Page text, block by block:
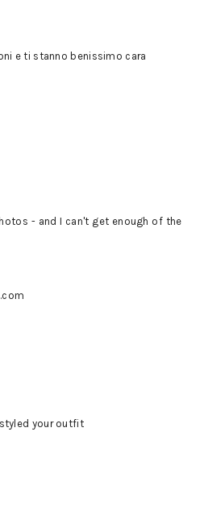
e ti stanno benissimo cara
- and I can't get enough of the
your outfit